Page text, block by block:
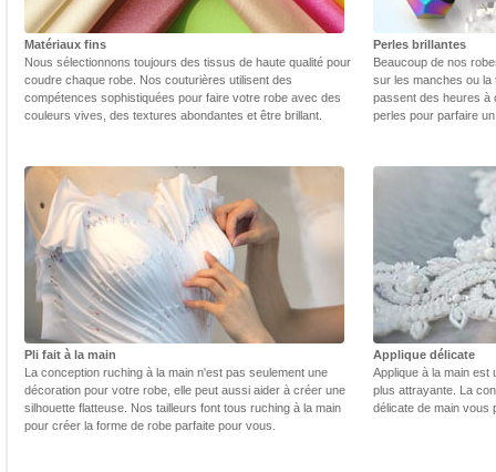
Matériaux fins
Nous sélectionnons toujours des tissus de haute qualité pour
coudre chaque robe. Nos couturières utilisent des
compétences sophistiquées pour faire votre robe avec des
couleurs vives, des textures abondantes et être brillant.
Perles brillantes
Beaucoup de nos
sur les manches ou la
passent des heures à
perles pour parfaire
Pli fait à la main
La conception ruching à la main n'est pas seulement une
décoration pour votre robe, elle peut aussi aider à créer une
silhouette flatteuse. Nos tailleurs font tous ruching à la main
pour créer la forme de robe parfaite pour vous.
Applique délicate
Applique à la main est
plus attrayante. La
délicate de main vous